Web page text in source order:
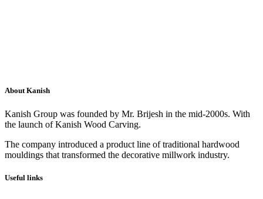
About Kanish
Kanish Group was founded by Mr. Brijesh in the mid-2000s. With
the launch of Kanish Wood Carving.
The company introduced a product line of traditional hardwood
mouldings that transformed the decorative millwork industry.
Useful links